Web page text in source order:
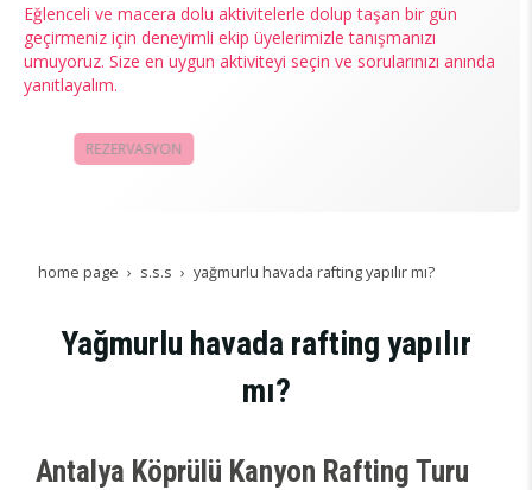
Eğlenceli ve macera dolu aktivitelerle dolup taşan bir gün
geçirmeniz için deneyimli ekip üyelerimizle tanışmanızı
umuyoruz. Size en uygun aktiviteyi seçin ve sorularınızı anında
yanıtlayalım.
REZERVASYON
home page s.s.s yağmurlu havada rafting yapılır mı?
Yağmurlu havada rafting yapılır
mı?
Antalya Köprülü Kanyon Rafting Turu